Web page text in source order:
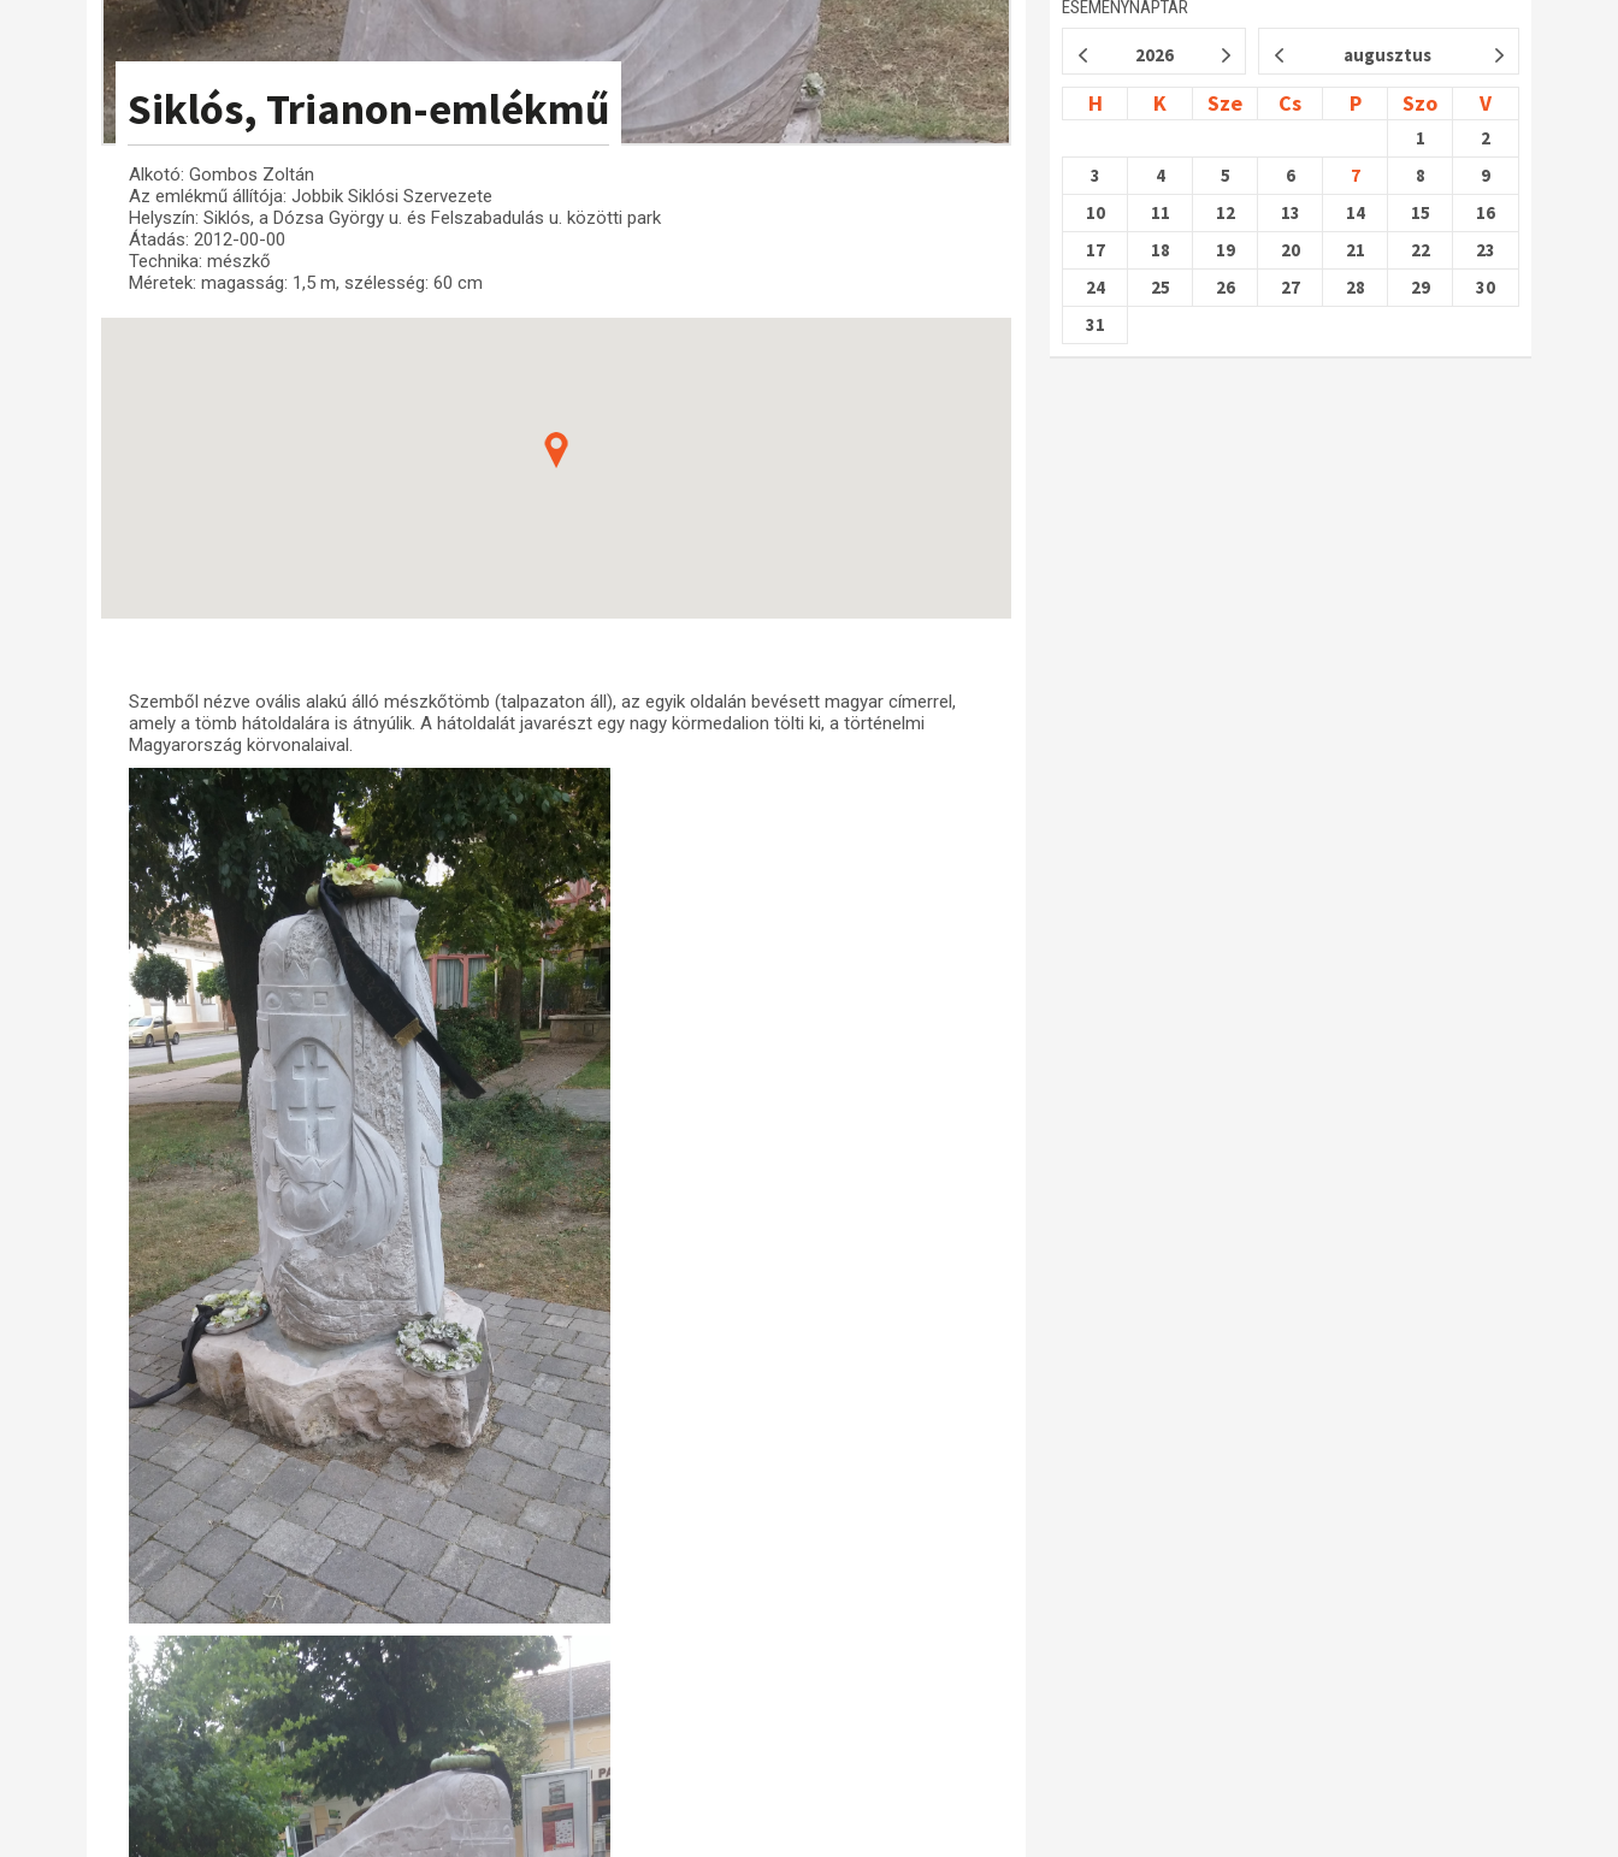
Siklós, Trianon-emlékmű
Alkotó: Gombos Zoltán
Az emlékmű állítója: Jobbik Siklósi Szervezete
Helyszín: Siklós, a Dózsa György u. és Felszabadulás u. közötti park
Átadás: 2012-00-00
Technika: mészkő
Méretek: magasság: 1,5 m, szélesség: 60 cm
Szemből nézve ovális alakú álló mészkőtömb (talpazaton áll), az egyik oldalán bevésett magyar címerrel,
amely a tömb hátoldalára is átnyúlik. A hátoldalát javarészt egy nagy körmedalion tölti ki, a történelmi
Magyarország körvonalaival.
ESEMÉNYNAPTÁR
2026 augusztus
H K Sze Cs P Szo V
1
2
3
4 5 6 7 8
9
10
11 12 13 14 15
16
17
18 19 20 21 22
23
24
25 26 27 28 29
30
31